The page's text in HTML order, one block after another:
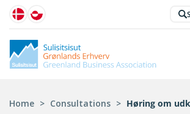
Home > Consultations > Høring om